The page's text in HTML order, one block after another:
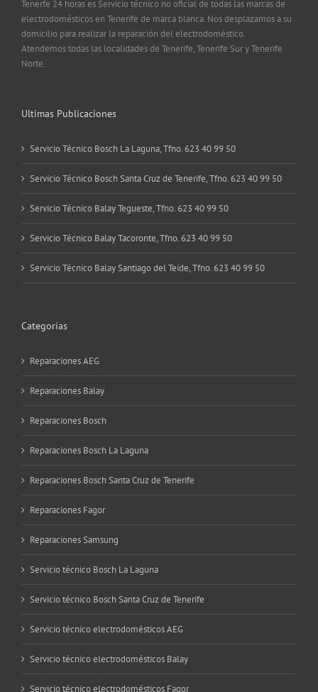
Tenerfe 24 horas es Servicio técnico no oficial de todas las marcas de
electrodomésticos en Tenerife de marca blanca. Nos desplazamos a su
domicilio para realizar la reparación del electrodoméstico.
Atendemos todas las localidades de Tenerife, Tenerife Sur y Tenerife
Norte.
Ultimas Publicaciones
Servicio Técnico Bosch La Laguna, Tfno. 623 40 99 50
Servicio Técnico Bosch Santa Cruz de Tenerife, Tfno. 623 40 99 50
Servicio Técnico Balay Tegueste, Tfno. 623 40 99 50
Servicio Técnico Balay Tacoronte, Tfno. 623 40 99 50
Servicio Técnico Balay Santiago del Teide, Tfno. 623 40 99 50
Categorías
Reparaciones AEG
Reparaciones Balay
Reparaciones Bosch
Reparaciones Bosch La Laguna
Reparaciones Bosch Santa Cruz de Tenerife
Reparaciones Fagor
Reparaciones Samsung
Servicio técnico Bosch La Laguna
Servicio técnico Bosch Santa Cruz de Tenerife
Servicio técnico electrodomésticos AEG
Servicio técnico electrodomésticos Balay
Servicio técnico electrodomésticos Fagor